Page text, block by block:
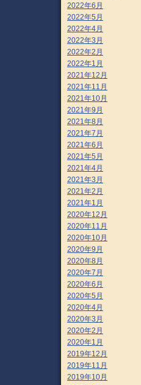
2022年6月
2022年5月
2022年4月
2022年3月
2022年2月
2022年1月
2021年12月
2021年11月
2021年10月
2021年9月
2021年8月
2021年7月
2021年6月
2021年5月
2021年4月
2021年3月
2021年2月
2021年1月
2020年12月
2020年11月
2020年10月
2020年9月
2020年8月
2020年7月
2020年6月
2020年5月
2020年4月
2020年3月
2020年2月
2020年1月
2019年12月
2019年11月
2019年10月